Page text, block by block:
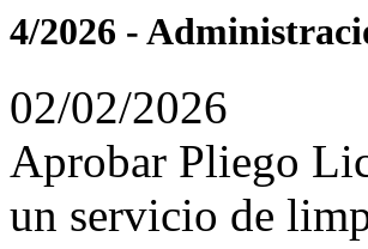
4/2026 -
02/02/2026
Aprobar Pliego
un servicio de